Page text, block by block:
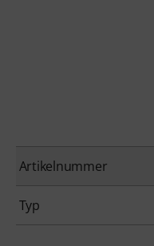
Artikelnummer
Typ